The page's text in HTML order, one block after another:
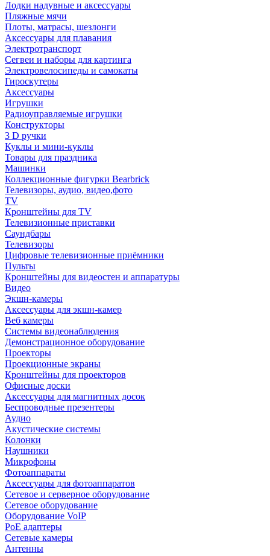
Лодки надувные и аксессуары
Пляжные мячи
Плоты, матрасы, шезлонги
Аксессуары для плавания
Электротранспорт
Сегвеи и наборы для картинга
Электровелосипеды и самокаты
Гироскутеры
Аксессуары
Игрушки
Радиоуправляемые игрушки
Конструкторы
3 D ручки
Куклы и мини-куклы
Товары для праздника
Машинки
Коллекционные фигурки Bearbrick
Телевизоры, аудио, видео,фото
TV
Кронштейны для TV
Телевизионные приставки
Саундбары
Телевизоры
Цифровые телевизионные приёмники
Пульты
Кронштейны для видеостен и аппаратуры
Видео
Экшн-камеры
Аксессуары для экшн-камер
Веб камеры
Системы видеонаблюдения
Демонстрационное оборудование
Проекторы
Проекционные экраны
Кронштейны для проекторов
Офисные доски
Аксессуары для магнитных досок
Беспроводные презентеры
Аудио
Акустические системы
Колонки
Наушники
Микрофоны
Фотоаппараты
Аксессуары для фотоаппаратов
Сетевое и серверное оборудование
Сетевое оборудование
Оборудование VoIP
PoE адаптеры
Сетевые камеры
Антенны